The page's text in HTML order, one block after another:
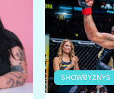
SHOWBYZNYS